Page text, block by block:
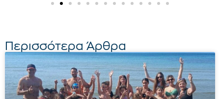
Περισσότερα Άρθρα